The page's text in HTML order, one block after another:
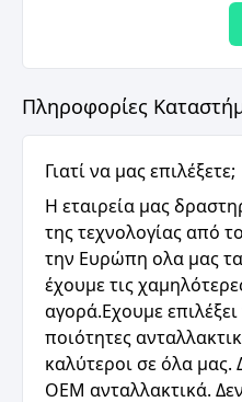
Πληροφορίες
Γιατί να μας επιλέξετε;
Η εταιρεία μας
της τεχνολογίας από
την Ευρώπη ολα μας
έχουμε τις
αγορά.Εχουμε επιλέξει
ποιότητες
καλύτεροι σε όλα μας.
ΟΕΜ ανταλλακτικά.